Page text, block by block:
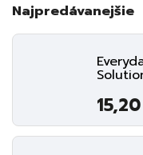
Najpredávanejšie